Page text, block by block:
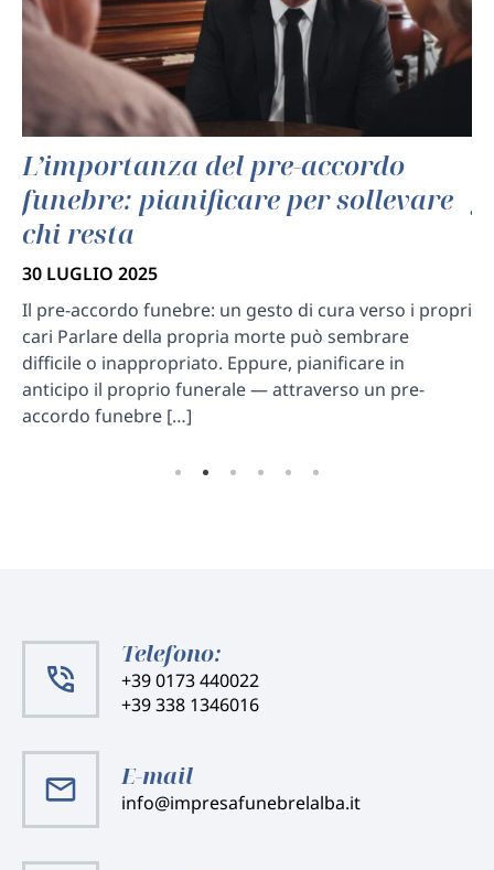
L’importanza del pre-accordo
funebre: pianificare per sollevare
chi resta
30 LUGLIO 2025
Il pre-accordo funebre: un gesto di cura verso i propri
cari Parlare della propria morte può sembrare
difficile o inappropriato. Eppure, pianificare in
anticipo il proprio funerale — attraverso un pre-
accordo funebre […]
Telefono:
+39 0173 440022
+39 338 1346016
E-mail
info@impresafunebrelalba.it